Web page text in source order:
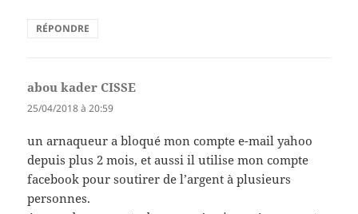
RÉPONDRE
abou kader CISSE
25/04/2018 à 20:59
un arnaqueur a bloqué mon compte e-mail yahoo
depuis plus 2 mois, et aussi il utilise mon compte
facebook pour soutirer de l’argent à plusieurs
personnes.